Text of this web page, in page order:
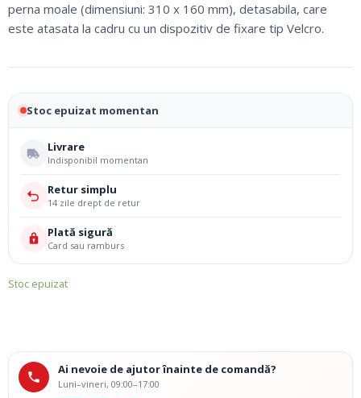
perna moale (dimensiuni: 310 x 160 mm), detasabila, care
este atasata la cadru cu un dispozitiv de fixare tip Velcro.
Stoc epuizat momentan
Livrare
Indisponibil momentan
Retur simplu
14 zile drept de retur
Plată sigură
Card sau ramburs
Stoc epuizat
Ai nevoie de ajutor înainte de comandă?
Luni–vineri, 09:00–17:00